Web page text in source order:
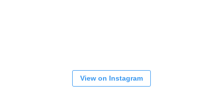
View on Instagram